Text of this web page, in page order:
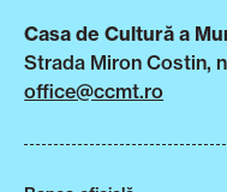
Casa de Cultură a
Strada Miron Costin,
office@ccmt.ro